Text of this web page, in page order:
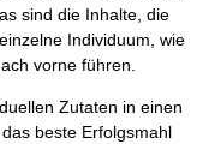
sind die Inhalte, die
Individuum, wie
vorne führen.
Zutaten in einen
beste Erfolgsmahl